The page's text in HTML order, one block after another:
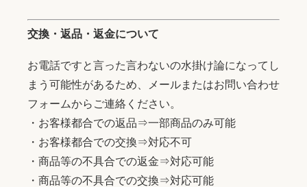
交換・返品・返金について
お電話ですと言った言わないの水掛け論になってし
まう可能性があるため、メールまたはお問い合わせ
フォームからご連絡ください。
・お客様都合での返品⇒一部商品のみ可能
・お客様都合での交換⇒対応不可
・商品等の不具合での返金⇒対応可能
・商品等の不具合での交換⇒対応可能